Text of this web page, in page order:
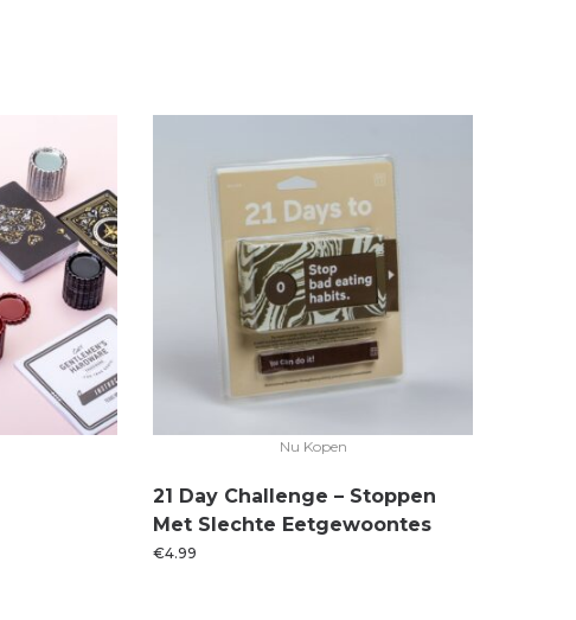
Nu Kopen
21 Day Challenge – Stoppen
Met Slechte Eetgewoontes
€4.99